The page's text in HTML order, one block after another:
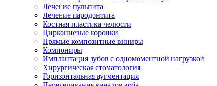
Лечение пульпита
Лечение пародонтита
Костная пластика челюсти
Циркониевые коронки
Прямые композитные виниры
Компониры
Имплантация зубов с одномоментной нагрузкой
Хирургическая стоматология
Горизонтальная аугментация